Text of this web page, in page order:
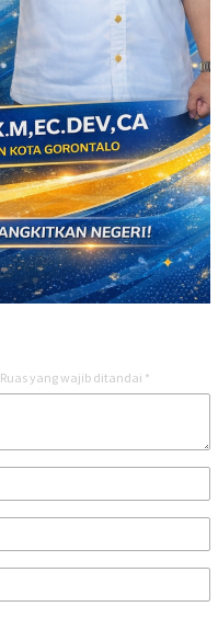
Ruas yang wajib ditandai *